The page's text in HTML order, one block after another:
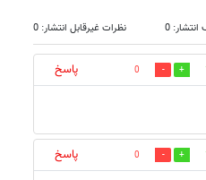
0 نظرات غیرقابل انتشار: 0
0
پاسخ
0
پاسخ